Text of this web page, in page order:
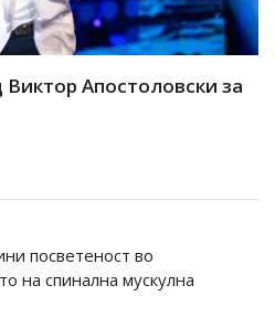
Апостоловски за
посветеност во
на спинална мускулна